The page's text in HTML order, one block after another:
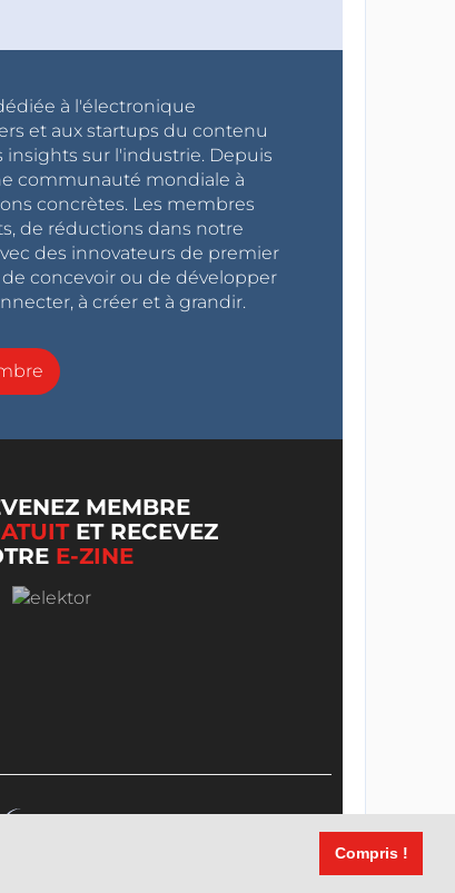
Compris !
à l'électronique
et aux startups du contenu
insights sur l'industrie. Depuis
communauté mondiale à
concrètes. Les membres
de réductions dans notre
des innovateurs de premier
concevoir ou de développer
à créer et à grandir.
MEMBRE
ET RECEVEZ
E-ZINE